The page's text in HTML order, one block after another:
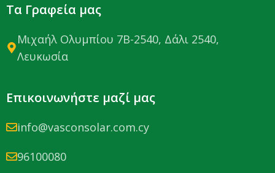
Τα Γραφεία μας
Μιχαήλ Ολυμπίου 7Β-2540, Δάλι 2540,
Λευκωσία
Επικοινωνήστε μαζί μας
info@vasconsolar.com.cy
96100080